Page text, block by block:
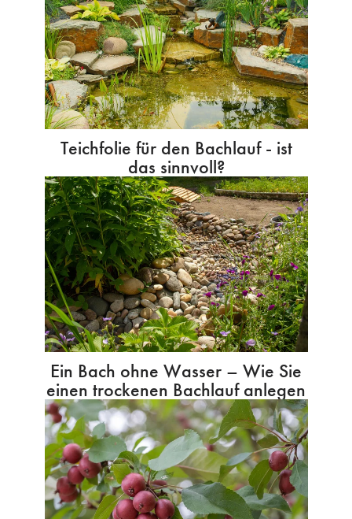
Teichfolie für den Bachlauf - ist
das sinnvoll?
Ein Bach ohne Wasser – Wie Sie
einen trockenen Bachlauf anlegen